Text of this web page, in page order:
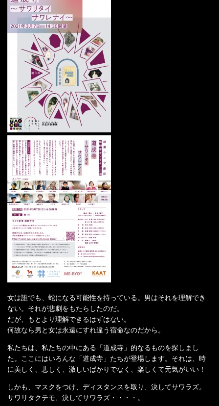
女は誰でも、蛇になる可能性を持っている。男はそれを理解でき
ない。それが悲劇をもたらしたのだ。
だが、もとより理解できるはずはない。
何故なら男と女は永遠にすれ違う宿命なのだから。
私たちは、私たちの中にある「道成寺」的なるものを探しまし
た。ここにはいろんな「道成寺」たちが登場します。それは、時
に美しく、悲しく、激しいばかりでなく、楽しくて元気がいい！
しかも、マスクをつけ、ディスタンスを取り、決してサワラズ。
サワリタクテモ、決してサワラズ・・・・。